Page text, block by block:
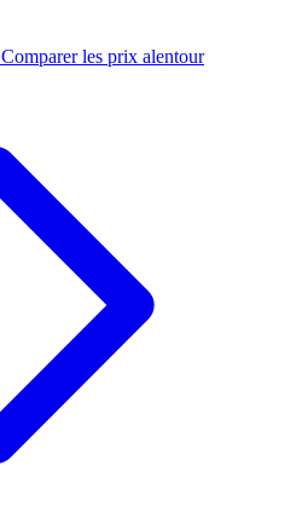
Comparer les prix alentour